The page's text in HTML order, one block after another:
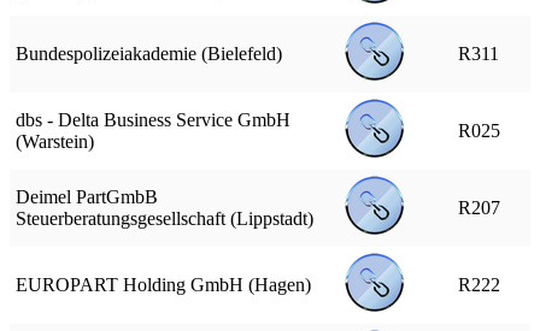
Bundespolizeiakademie (Bielefeld) R311
dbs - Delta Business Service GmbH
(Warstein)
R025
Deimel PartGmbB
Steuerberatungsgesellschaft (Lippstadt)
R207
EUROPART Holding GmbH (Hagen) R222